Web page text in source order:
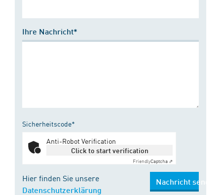
Ihre Nachricht*
Sicherheitscode*
Anti-Robot Verification
Click to start verification
FriendlyCaptcha ⇗
Hier finden Sie unsere
Datenschutzerklärung
Nachricht senden